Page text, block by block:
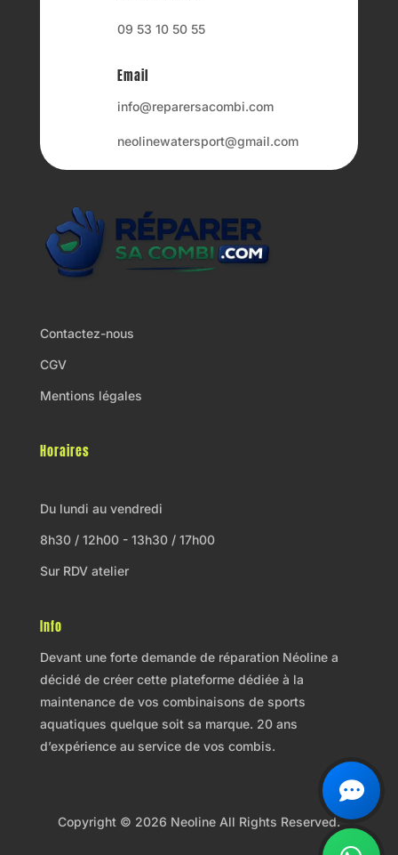
09 53 10 50 55
Email
info@reparersacombi.com
neolinewatersport@gmail.com
Contactez-nous
CGV
Mentions légales
Horaires
Du lundi au vendredi
8h30 / 12h00 - 13h30 / 17h00
Sur RDV atelier
Info
Devant une forte demande de réparation Néoline a
décidé de créer cette plateforme dédiée à la
maintenance de vos combinaisons de sports
aquatiques quelque soit sa marque. 20 ans
d’expérience au service de vos combis.
Copyright © 2026 Neoline All Rights Reserved.